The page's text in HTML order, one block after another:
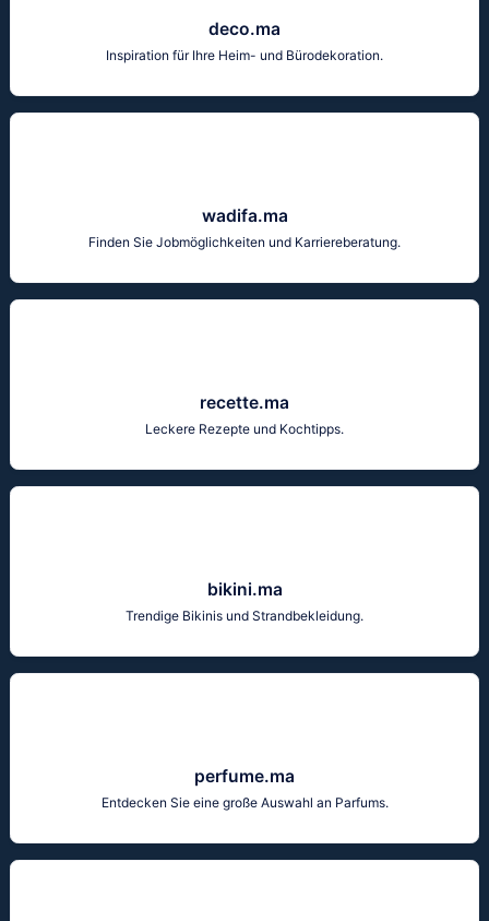
deco.ma
Inspiration für Ihre Heim- und Bürodekoration.
wadifa.ma
Finden Sie Jobmöglichkeiten und Karriereberatung.
recette.ma
Leckere Rezepte und Kochtipps.
bikini.ma
Trendige Bikinis und Strandbekleidung.
perfume.ma
Entdecken Sie eine große Auswahl an Parfums.